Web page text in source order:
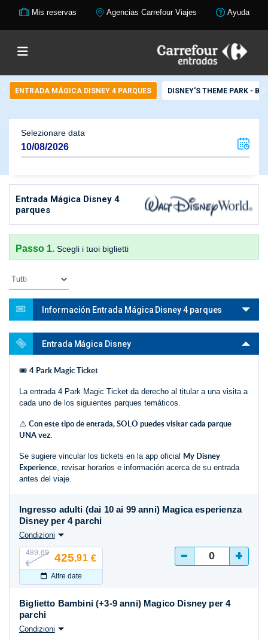
Mis reservas Agencias Carrefour Viajes Ayuda
ENTRADA MÁGICA DISNEY 4 PARQUES DISNEY'S THEME PARK -
Selezionare data
Entrada Mágica Disney 4
parques
Passo 1. Scegli i tuoi biglietti
Información Entrada Mágica Disney 4 parques
Entrada Mágica Disney
🎟️ 4 Park Magic Ticket
La entrada 4 Park Magic Ticket da derecho al titular a una visita a
cada uno de los siguientes parques temáticos.
⚠️ Con este tipo de entrada, SOLO puedes visitar cada parque
UNA vez.
Se sugiere vincular los tickets en la app oficial My Disney
Experience , revisar horarios e información acerca de su entrada
antes del viaje.
489,69
€
425,91 €
Altre date
Ingresso adulti (dai 10 ai 99 anni) Magica esperienza
Disney per 4 parchi
Condizioni
- +
Biglietto Bambini (+3-9 anni) Magico Disney per 4
parchi
Condizioni